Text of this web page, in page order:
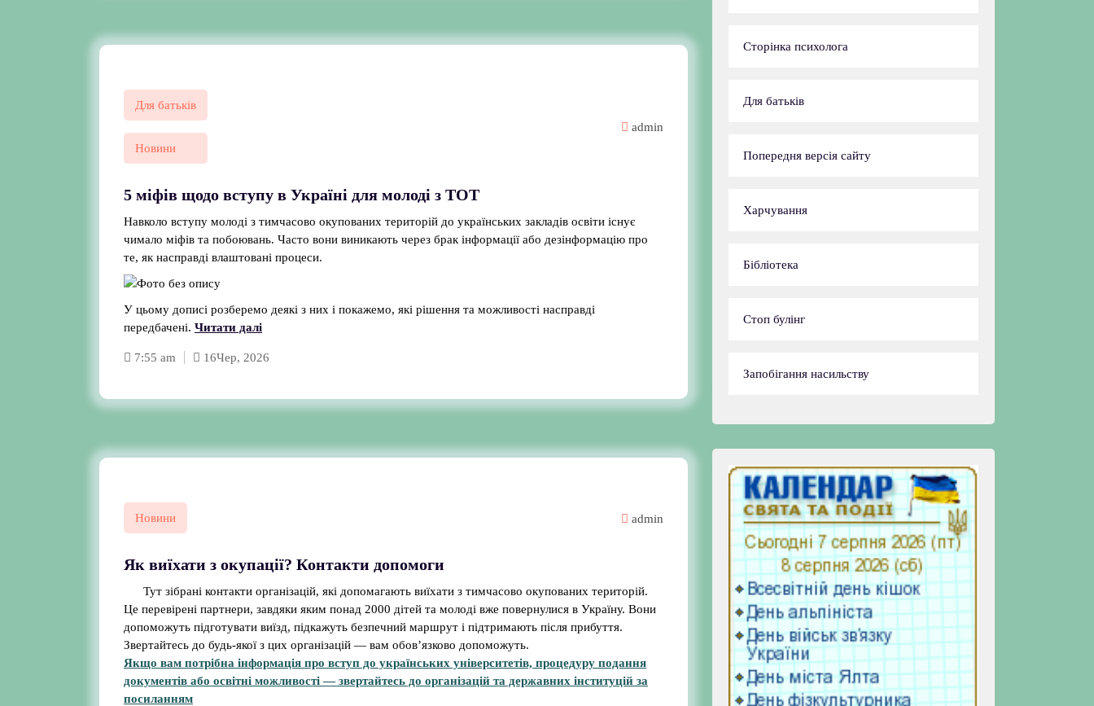
Для батьків
Новини
admin
5 міфів щодо вступу в Україні для молоді з ТОТ
Навколо вступу молоді з тимчасово окупованих територій до українських закладів освіти існує
чимало міфів та побоювань. Часто вони виникають через брак інформації або дезінформацію про
те, як насправді влаштовані процеси.
У цьому дописі розберемо деякі з них і покажемо, які рішення та можливості насправді
передбачені. Читати далі
7:55 am 16Чер, 2026
Новини admin
Як виїхати з окупації? Контакти допомоги
Тут зібрані контакти організацій, які допомагають виїхати з тимчасово окупованих територій.
Це перевірені партнери, завдяки яким понад 2000 дітей та молоді вже повернулися в Україну. Вони
допоможуть підготувати виїзд, підкажуть безпечний маршрут і підтримають після прибуття.
Звертайтесь до будь-якої з цих організацій — вам обов’язково допоможуть.
Якщо вам потрібна інформація про вступ до українських університетів, процедуру подання
документів або освітні можливості — звертайтесь до організацій та державних інституцій за
посиланням
Сторінка психолога
Для батьків
Попередня версія сайту
Харчування
Бібліотека
Стоп булінг
Запобігання насильству